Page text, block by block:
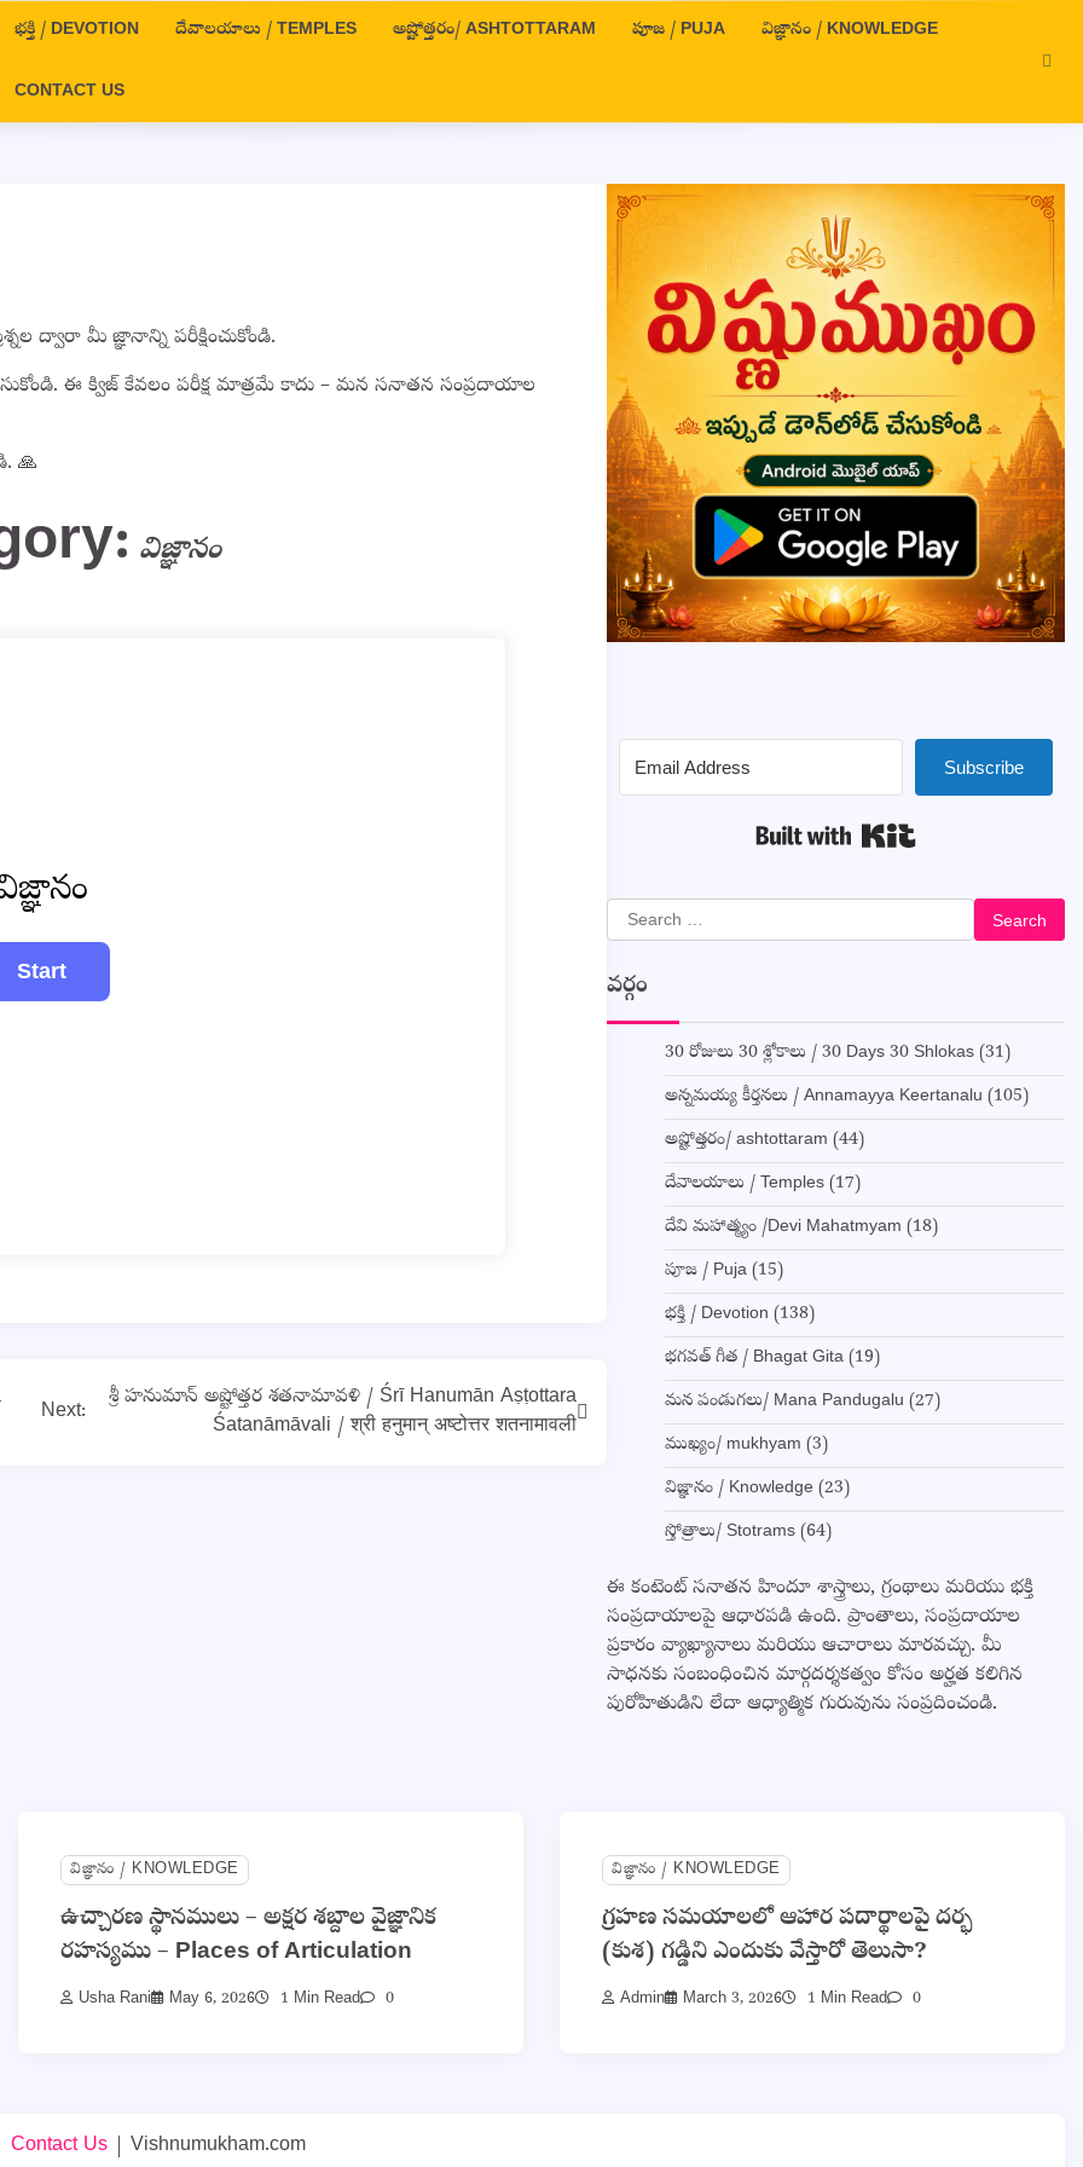
భక్తి / DEVOTION దేవాలయాలు / TEMPLES అష్టోత్తరం/ ASHTOTTARAM పూజ / PUJA విజ్ఞానం / KNOWLEDGE
CONTACT US
ద్వారా మీ జ్ఞానాన్ని పరీక్షించుకోండి.
ఈ క్విజ్ కేవలం పరీక్ష మాత్రమే కాదు – మన సనాతన సంప్రదాయాల
🙏
విజ్ఞానం
Next:
శ్రీ హనుమాన్ అష్టోత్తర శతనామావళి / Śrī Hanumān Aṣṭottara
Śatanāmāvali / श्री हनुमान् अष्टोत्तर शतनामावली
Subscribe
Search
for:
వర్గం
30 రోజులు 30 శ్లోకాలు / 30 Days 30 Shlokas(31)
అన్నమయ్య కీర్తనలు / Annamayya Keertanalu (105)
అష్టోత్తరం/ ashtottaram (44)
దేవాలయాలు / Temples(17)
దేవి మహాత్మ్యం /Devi Mahatmyam (18)
పూజ / Puja(15)
భక్తి / Devotion (138)
భగవత్ గీత / Bhagat Gita(19)
మన పండుగలు/ Mana Pandugalu (27)
ముఖ్యం/ mukhyam (3)
విజ్ఞానం / Knowledge (23)
స్తోత్రాలు/ Stotrams(64)
ఈ కంటెంట్ సనాతన హిందూ శాస్త్రాలు, గ్రంథాలు మరియు భక్తి
సంప్రదాయాలపై ఆధారపడి ఉంది. ప్రాంతాలు, సంప్రదాయాల
ప్రకారం వ్యాఖ్యానాలు మరియు ఆచారాలు మారవచ్చు. మీ
సాధనకు సంబంధించిన మార్గదర్శకత్వం కోసం అర్హత కలిగిన
పురోహితుడిని లేదా ఆధ్యాత్మిక గురువును సంప్రదించండి.
విజ్ఞానం / KNOWLEDGE
ఉచ్చారణ స్థానములు – అక్షర శబ్దాల వైజ్ఞానిక
రహస్యము – Places of Articulation
Usha Rani May 6, 2026 1 Min Read 0
విజ్ఞానం / KNOWLEDGE
గ్రహణ సమయాలలో ఆహార పదార్థాలపై దర్భ
(కుశ) గడ్డిని ఎందుకు వేస్తారో తెలుసా?
Admin March 3, 2026 1 Min Read 0
Contact Us | Vishnumukham.com